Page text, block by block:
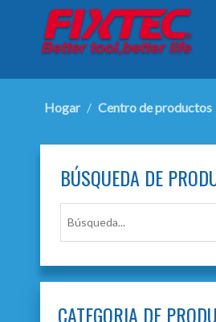
Hogar / Centro de productos
BÚSQUEDA DE
CATEGORIA DE